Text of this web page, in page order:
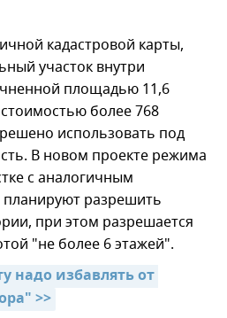
кадастровой карты,
участок внутри
площадью 11,6
более 768
использовать под
В новом проекте режима
с аналогичным
разрешить
при этом разрешается
"не более 6 этажей".
надо избавлять от
>>